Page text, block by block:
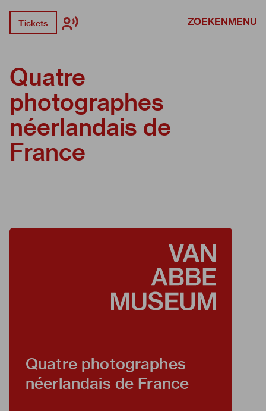
Tickets ZOEKENMENU
Quatre
photographes
néerlandais de
France
Quatre photographes
néerlandais de France